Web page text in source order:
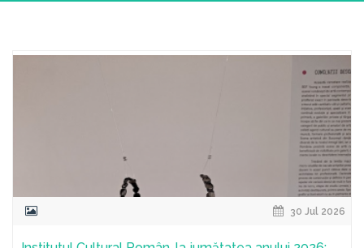
30 Jul 2026